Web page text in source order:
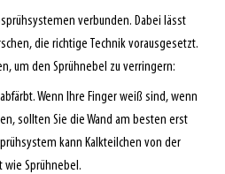
verbunden. Dabei lässt
die richtige Technik vorausgesetzt.
um den Sprühnebel zu verringern:
Wenn Ihre Finger weiß sind, wenn
sollten Sie die Wand am besten erst
kann Kalkteilchen von der
wie Sprühnebel.